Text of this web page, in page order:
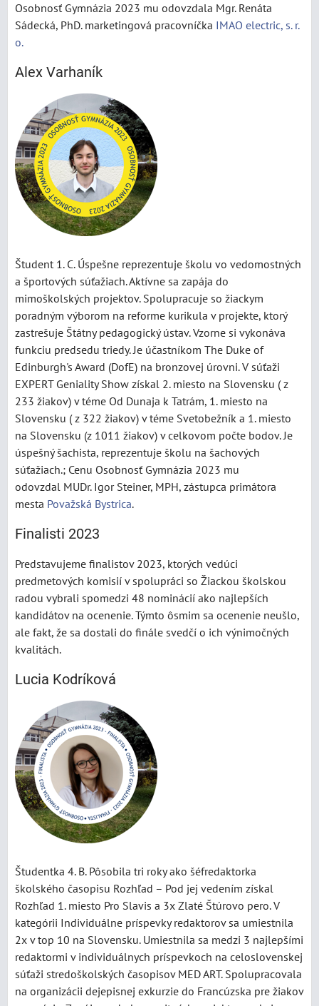
Osobnosť Gymnázia 2023 mu odovzdala Mgr. Renáta
Sádecká, PhD. marketingová pracovníčka IMAO electric, s. r.
o.
Alex Varhaník
Študent 1. C. Úspešne reprezentuje školu vo vedomostných
a športových súťažiach. Aktívne sa zapája do
mimoškolských projektov. Spolupracuje so žiackym
poradným výborom na reforme kurikula v projekte, ktorý
zastrešuje Štátny pedagogický ústav. Vzorne si vykonáva
funkciu predsedu triedy. Je účastníkom The Duke of
Edinburgh's Award (DofE) na bronzovej úrovni. V súťaži
EXPERT Geniality Show získal 2. miesto na Slovensku ( z
233 žiakov) v téme Od Dunaja k Tatrám, 1. miesto na
Slovensku ( z 322 žiakov) v téme Svetobežník a 1. miesto
na Slovensku (z 1011 žiakov) v celkovom počte bodov. Je
úspešný šachista, reprezentuje školu na šachových
súťažiach.; Cenu Osobnosť Gymnázia 2023 mu
odovzdal MUDr. Igor Steiner, MPH, zástupca primátora
mesta Považská Bystrica.
Finalisti 2023
Predstavujeme finalistov 2023, ktorých vedúci
predmetových komisií v spolupráci so Žiackou školskou
radou vybrali spomedzi 48 nominácií ako najlepších
kandidátov na ocenenie. Týmto ôsmim sa ocenenie neušlo,
ale fakt, že sa dostali do finále svedčí o ich výnimočných
kvalitách.
Lucia Kodríková
Študentka 4. B. Pôsobila tri roky ako šéfredaktorka
školského časopisu Rozhľad – Pod jej vedením získal
Rozhľad 1. miesto Pro Slavis a 3x Zlaté Štúrovo pero. V
kategórii Individuálne príspevky redaktorov sa umiestnila
2x v top 10 na Slovensku. Umiestnila sa medzi 3 najlepšími
redaktormi v individuálnych príspevkoch na celoslovenskej
súťaži stredoškolských časopisov MED ART. Spolupracovala
na organizácii dejepisnej exkurzie do Francúzska pre žiakov